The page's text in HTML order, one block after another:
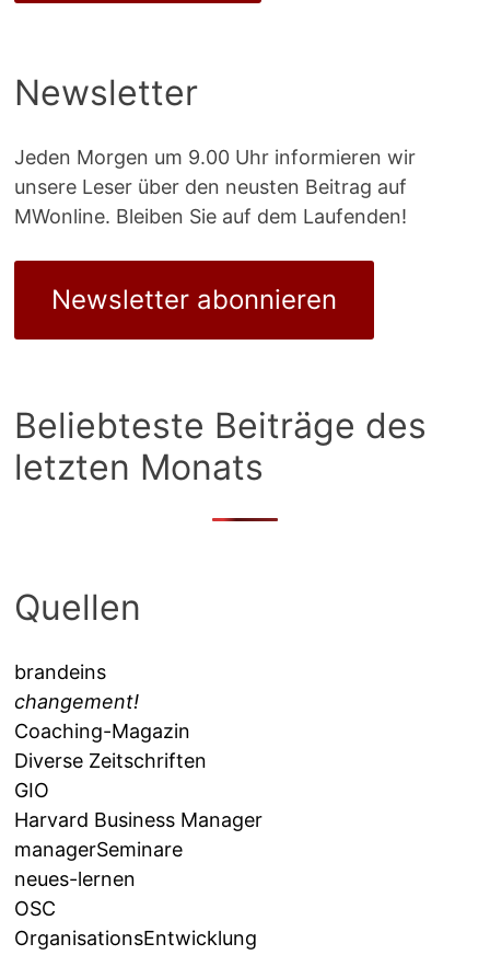
Newsletter
Jeden Morgen um 9.00 Uhr informieren wir
unsere Leser über den neusten Beitrag auf
MWonline. Bleiben Sie auf dem Laufenden!
Newsletter abonnieren
Beliebteste Beiträge des
letzten Monats
Quellen
brandeins
changement!
Coaching-Magazin
Diverse Zeitschriften
GIO
Harvard Business Manager
managerSeminare
neues-lernen
OSC
OrganisationsEntwicklung